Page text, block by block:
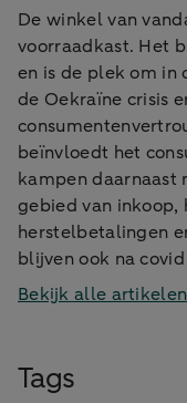
De winkel van
voorraadkast. Het
en is de plek om in
de Oekraïne crisis
beïnvloedt het
kampen daarnaast
gebied van inkoop,
herstelbetalingen
blijven ook na
Bekijk alle artikelen
Tags